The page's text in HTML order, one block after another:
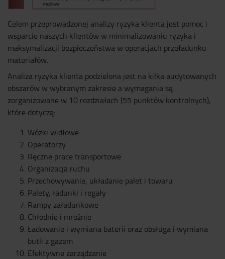
Celem przeprowadzonej analizy ryzyka klienta jest pomoc i
wsparcie naszych klientów w minimalizowaniu ryzyka i
maksymalizacji bezpieczeństwa w operacjach przeładunku
materiałów.
Analiza ryzyka klienta podzielona jest na kilka audytowanych
obszarów w wybranym zakresie a wymagania są
zorganizowane w 10 rozdziałach (55 punktów kontrolnych),
które dotyczą:
Wózki widłowe
Operatorzy
Ręczne prace transportowe
Organizacja ruchu
Przechowywanie, układanie palet i towaru
Palety, ładunki i regały
Rampy załadunkowe
Chłodnie i mroźnie
Ładowanie i wymiana baterii oraz obsługa i wymiana
butli z gazem
Efektywne zarządzanie